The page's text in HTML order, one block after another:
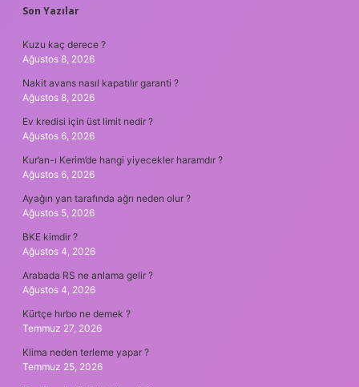
SIDEBAR
Son Yazılar
Kuzu kaç derece ?
Ağustos 8, 2026
Nakit avans nasıl kapatılır garanti ?
Ağustos 8, 2026
Ev kredisi için üst limit nedir ?
Ağustos 6, 2026
Kur’an-ı Kerim’de hangi yiyecekler haramdır ?
Ağustos 6, 2026
Ayağın yan tarafında ağrı neden olur ?
Ağustos 5, 2026
BKE kimdir ?
Ağustos 4, 2026
Arabada RS ne anlama gelir ?
Ağustos 4, 2026
Kürtçe hırbo ne demek ?
Temmuz 27, 2026
Klima neden terleme yapar ?
Temmuz 25, 2026